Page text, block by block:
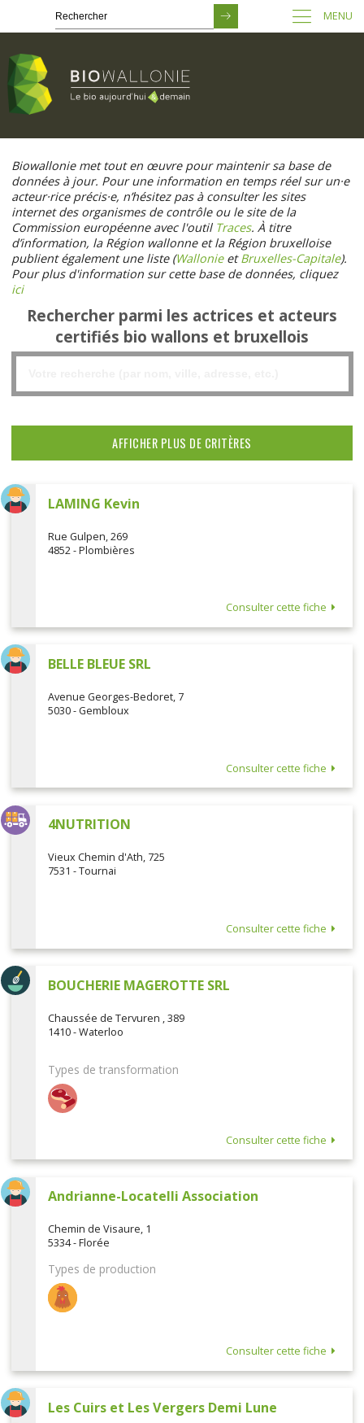
contenu
principal
MENU
Biowallonie met tout en œuvre pour maintenir sa base de
données à jour. Pour une information en temps réel sur un·e
acteur·rice précis·e, n’hésitez pas à consulter les sites
internet des organismes de contrôle ou le site de la
Commission européenne avec l'outil Traces. À titre
d’information, la Région wallonne et la Région bruxelloise
publient également une liste (WallonieetBruxelles-Capitale).
Pour plus d'information sur cette base de données, cliquez
ici
Rechercher parmi les actrices et acteurs
certifiés bio wallons et bruxellois
LAMING Kevin
Rue Gulpen, 269
4852 - Plombières
Consulter cette fiche
BELLE BLEUE SRL
Avenue Georges-Bedoret, 7
5030 - Gembloux
Consulter cette fiche
4NUTRITION
Vieux Chemin d'Ath, 725
7531 - Tournai
Consulter cette fiche
BOUCHERIE MAGEROTTE SRL
Chaussée de Tervuren , 389
1410 - Waterloo
Types de transformation
Consulter cette fiche
Andrianne-Locatelli Association
Chemin de Visaure, 1
5334 - Florée
Types de production
Consulter cette fiche
Les Cuirs et Les Vergers Demi Lune
AFFICHER PLUS DE CRITÈRES